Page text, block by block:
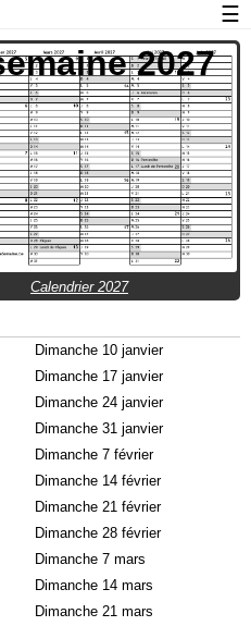
des semaines
☰
2027
Calendrier 2027
Dimanche 10 janvier
Dimanche 17 janvier
Dimanche 24 janvier
Dimanche 31 janvier
Dimanche 7 février
Dimanche 14 février
Dimanche 21 février
Dimanche 28 février
Dimanche 7 mars
Dimanche 14 mars
Dimanche 21 mars